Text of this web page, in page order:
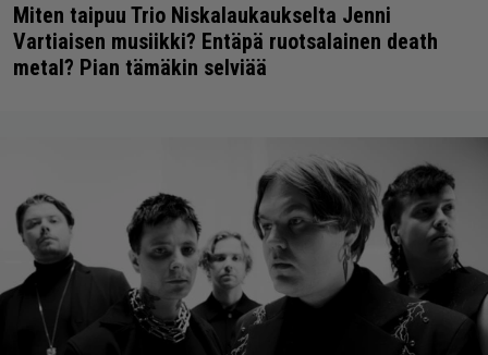
Miten taipuu Trio Niskalaukaukselta Jenni
Vartiaisen musiikki? Entäpä ruotsalainen death
metal? Pian tämäkin selviää